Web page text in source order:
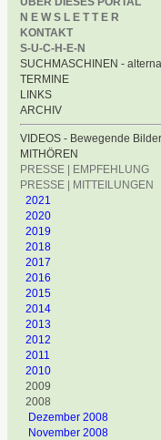
N E W S L E T T E R
KONTAKT
S-U-C-H-E-N
SUCHMASCHINEN -
TERMINE
LINKS
ARCHIV
VIDEOS - Bewegende Bilder
MITHÖREN
PRESSE | EMPFEHLUNG
PRESSE | MITTEILUNGEN
2021
2020
2019
2018
2017
2016
2015
2014
2013
2012
2011
2010
2009
2008
Dezember 2008
November 2008